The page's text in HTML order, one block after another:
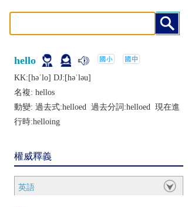
hello
KK:[hǝˈlo] DJ:[hǝˈlǝu]
名複: hellos
動變: 過去式:helloed 過去分詞:helloed 現在進
行時:helloing
權威釋義
英語